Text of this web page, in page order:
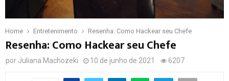
Home Entretenimento Resenha: Como Hackear seu Chefe
Resenha: Como Hackear seu Chefe
por Juliana Machozeki 10 de junho de 2021 6207